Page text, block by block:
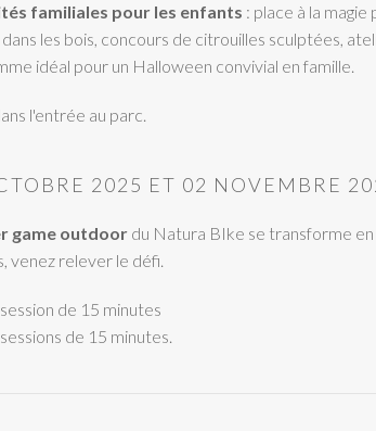
familiales pour les enfants : place à la magie
les bois, concours de citrouilles sculptées,
idéal pour un Halloween convivial en famille.
l'entrée au parc.
2025 ET 02 NOVEMBRE
game outdoor du Natura BIke se transforme
venez relever le défi.
de 15 minutes
de 15 minutes.